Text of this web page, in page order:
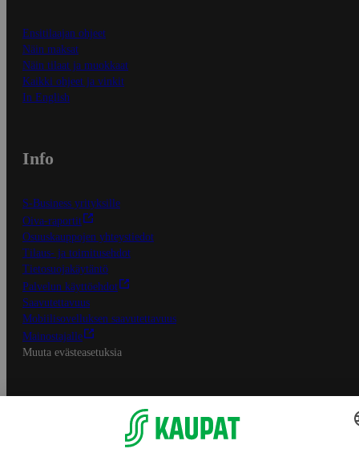
Ensitilaajan ohjeet
Näin maksat
Näin tilaat ja muokkaat
Kaikki ohjeet ja vinkit
In English
Info
S-Business yrityksille
Oiva-raportit
Osuuskauppojen yhteystiedot
Tilaus- ja toimitusehdot
Tietosuojakäytäntö
Palvelun käyttöehdot
Saavutettavuus
Mobiilisovelluksen saavutettavuus
Mainostajalle
Muuta evästeasetuksia
S-ryhmän palvelut